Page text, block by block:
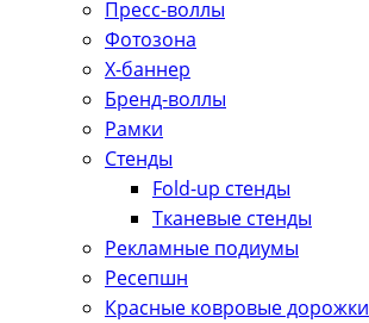
Пресс-воллы
Фотозона
Х-баннер
Бренд-воллы
Рамки
Стенды
Fold-up стенды
Тканевые стенды
Рекламные подиумы
Ресепшн
Красные ковровые дорожки